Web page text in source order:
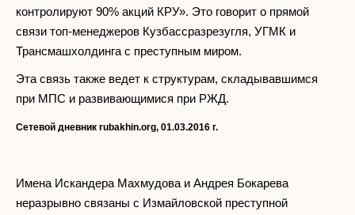
контролируют 90% акций КРУ». Это говорит о прямой
связи топ-менеджеров Кузбассразрезугля, УГМК и
Трансмашхолдинга с преступным миром.
Эта связь также ведет к структурам, складывавшимся
при МПС и развивающимися при РЖД.
Сетевой дневник rubakhin.org, 01.03.2016 г.
Имена Искандера Махмудова и Андрея Бокарева
неразрывно связаны с Измайловской преступной